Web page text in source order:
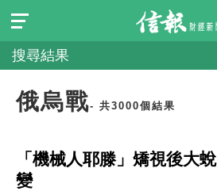
搜尋結果
俄烏戰- 共3000個結果
「機械人耶滕」矯視後大蛻
變